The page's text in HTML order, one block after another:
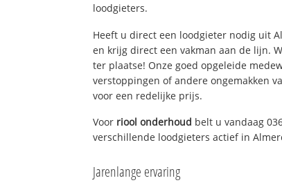
loodgieters.
Heeft u direct een loodgieter nodig uit
en krijg direct een vakman aan de lijn.
ter plaatse! Onze goed opgeleide
verstoppingen of andere ongemakken
voor een redelijke prijs.
Voor riool onderhoud belt u vandaag
verschillende loodgieters actief in
Jarenlange ervaring